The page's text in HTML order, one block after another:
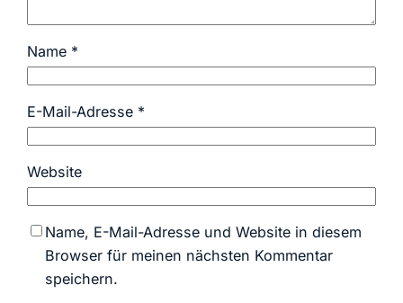
Name *
E-Mail-Adresse *
Website
Name, E-Mail-Adresse und Website in diesem
Browser für meinen nächsten Kommentar
speichern.